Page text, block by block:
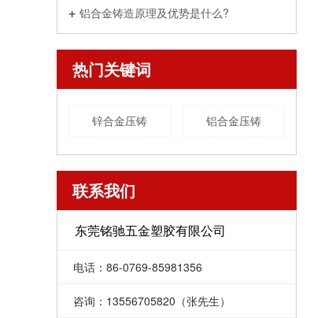
铝合金铸造原理及优势是什么?
热门关键词
锌合金压铸 铝合金压铸
联系我们
东莞铭驰五金塑胶有限公司
电话：86-0769-85981356
咨询：13556705820（张先生）